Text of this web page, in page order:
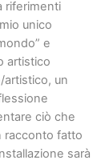
riferimenti
unico
e
artistico
artistico, un
ciò che
racconto fatto
sarà